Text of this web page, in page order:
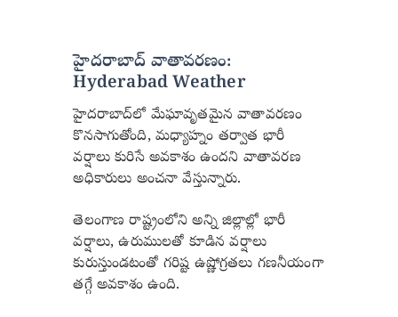
హైదరాబాద్ వాతావరణం:
Hyderabad Weather
హైదరాబాద్‌లో మేఘావృతమైన వాతావరణం
కొనసాగుతోంది, మధ్యాహ్నం తర్వాత భారీ
వర్షాలు కురిసే అవకాశం ఉందని వాతావరణ
అధికారులు అంచనా వేస్తున్నారు.
తెలంగాణ రాష్ట్రంలోని అన్ని జిల్లాల్లో భారీ
వర్షాలు, ఉరుములతో కూడిన వర్షాలు
కురుస్తుండటంతో గరిష్ట ఉష్ణోగ్రతలు గణనీయంగా
తగ్గే అవకాశం ఉంది.